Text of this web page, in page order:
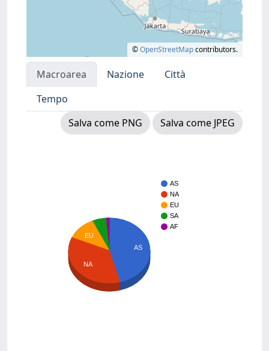
©OpenStreetMapcontributors.
Macroarea Nazione
Città
Tempo
Salva come PNG
Salva come JPEG
AS
NA
EU
SA
AF
AS
EU
NA